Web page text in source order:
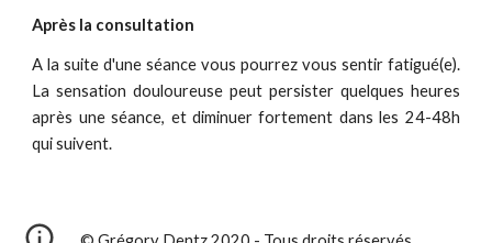
Après la consultation
A la suite d'une séance vous pourrez vous sentir fatigué(e).
La sensation douloureuse peut persister quelques heures
après une séance, et diminuer fortement dans les 24-48h
qui suivent.